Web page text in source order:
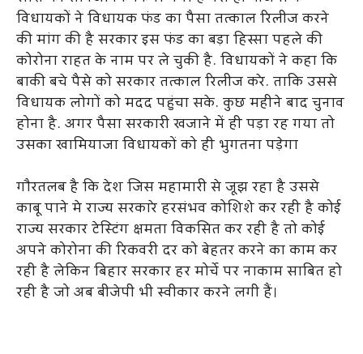
विधायकों ने विधायक फंड का पैसा तत्काल रिलीज करने
की मांग की है सरकार इस फंड का बड़ा हिस्सा पहले की
कोरोना राहत के नाम पर ले चुकी है. विधायकों ने कहा कि
बाकी बचे पैसे को सरकार तत्काल रिलीज करे. ताकि उससे
विधायक लोगों को मदद पहुंचा सके. कुछ महीने बाद चुनाव
होना है. अगर पैसा सरकारी खजाने में ही पड़ा रह गया तो
उसका खामियाजा विधायकों को ही भुगतना पड़ेगा
गौरतलब है कि देश जिस महामारी से जूझ रहा है उससे
काबू पाने मे राज्य सरकारे हरसंभव कोशिशे कर रही है कोई
राज्य सरकार टेस्टिंग क्षमता विकसित कर रही है तो कोई
अपने कोरोना की रिकवरी दर को बेहतर करने का काम कर
रही है लेकिन बिहार सरकार हर मोर्चे पर नाकाम साबित हो
रही है जो अब बीजेपी भी स्वीकार करने लगी हैं।